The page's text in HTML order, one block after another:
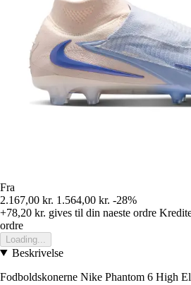
Fra
2.167,00 kr. 1.564,00 kr. -28%
+78,20 kr. gives til din naeste ordre
ordre
Loading...
Beskrivelse
Fodboldskonerne Nike Phantom 6 High